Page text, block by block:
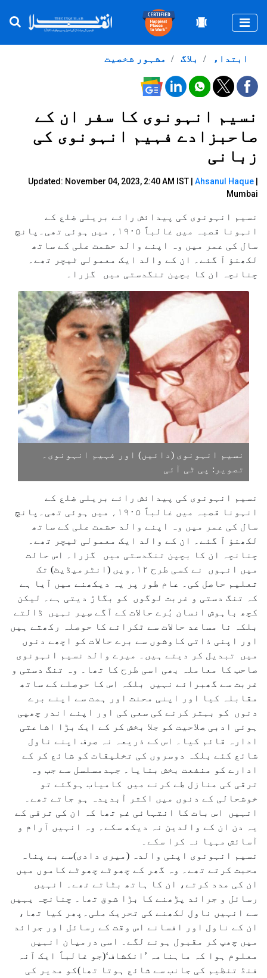
مشہور شخصیت بلاگ ابتداء
نسیم انہونوی کا سفر ان کے
صاحبزادے فہیم انہونوی کی
زبانی
Updated: November 04, 2023, 2:40 AM IST | Ahsanul Haque
Mumbai
نسیم انہونوی کی پیدائش رائے بریلی ضلع کے
انہونا قصبہ میں غالباً ۱۹۰۵؍ میں ہوئی تھی۔پانچ
سال کی عمر میں وہ اپنے والد حشمت علی کے ساتھ
لکھنؤ آ گئے۔ ان کے والد ایک معمولی ٹیچر تھے۔
چنانچہ ان کا بچپن تنگدستی میں گزرا۔
نسیم انہونوی (دائیں) اور فہیم انہونوی۔
تصویر: پی ٹی آئی
نسیم انہونوی کی پیدائش رائے بریلی ضلع کے
انہونا قصبہ میں غالباً ۱۹۰۵؍ میں ہوئی تھی۔پانچ
سال کی عمر میں وہ اپنے والد حشمت علی کے ساتھ
لکھنؤ آ گئے۔ ان کے والد ایک معمولی ٹیچر تھے۔
چنانچہ ان کا بچپن تنگدستی میں گزرا۔ اس حالت
میں انہوں نے کسی طرح ۱۲؍ویں (انٹرمیڈیٹ) تک
تعلیم حاصل کی۔ عام طور پر یہ دیکھنے میں آیا ہے
کہ تنگ دستی و غربت لوگوں کو بگاڑ دیتی ہے۔ لیکن
کچھ باہوش انسان بُرے حالات کے آگے سِپر نہیں ڈالتے
بلکہ نا مساعد حالات سے ٹکرانے کا حوصلہ رکھتے ہیں
اور اپنی ذاتی کاوشوں سے برے حالات کو اچھے دنوں
میں تبدیل کر دیتے ہیں۔ میرے والد نسیم انہونوی
صاحب کا معاملہ بھی اسی طرح کا تھا۔ وہ تنگ دستی و
غربت سے گھبرائے نہیں بلکہ اس کا حوصلے کے ساتھ
مقابلہ کیا اور اپنی محنت اور ہمت سے اپنے برے
دنوں کو بہتر کرنے کی سعی کی اور اپنے اندر چھپی
ہوئی ادبی صلاحیت کو جلا بخش کر کے ایک بڑا اشاعتی
ادارہ قائم کیا۔ اس کے ذریعہ نہ صرف اپنے ناول
شائع کئے بلکہ دوسروں کی تخلیقات کو شائع کر کے
ادارے کو منفعت بخش بنایا۔ جہدمسلسل سے جب وہ
ترقی کی منازل طے کرنے میں کامیاب ہوگئے تو
خوشحالی کے دنوں میں اکثر آبدیدہ ہو جاتے تھے۔
انہیں اس بات کا انتہائی غم تھا کہ ان کی ترقی کے
یہ دن ان کے والدین نہ دیکھ سکے۔ وہ انہیں آرام و
آسائش مہیا نہ کرا سکے۔
نسیم انہونوی اپنی والدہ (میری دادی)سے بے پناہ
محبت کرتے تھے۔ وہ گھر کے چھوٹے چھوٹے کاموں میں
ان کی مدد کرتے، ان کا ہاتھ بٹاتے تھے۔ انہیں
رسائل و جرائد پڑھنے کا بڑا شوق تھا۔ چنانچہ یہیں
سے انہیں ناول لکھنے کی تحریک ملی۔پھر کیا تھا،
ان کے ناول اور افسانے اس وقت کے رسائل اور جرائد
میں چھپ کر مقبول ہونے لگے۔ اسی درمیان انہیں
معلوم ہوا کہ ماہنامہ ’انکشاف‘(جو غالباً ایک آنہ
فنڈ تنظیم کی جانب سے شائع ہوتا تھا)کو مدیر کی